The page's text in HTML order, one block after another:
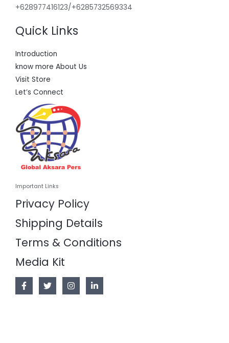
+628977416123/+6285732569334
Quick Links
Introduction
know more About Us
Visit Store
Let’s Connect
Important Links
Privacy Policy
Shipping Details
Terms & Conditions
Media Kit